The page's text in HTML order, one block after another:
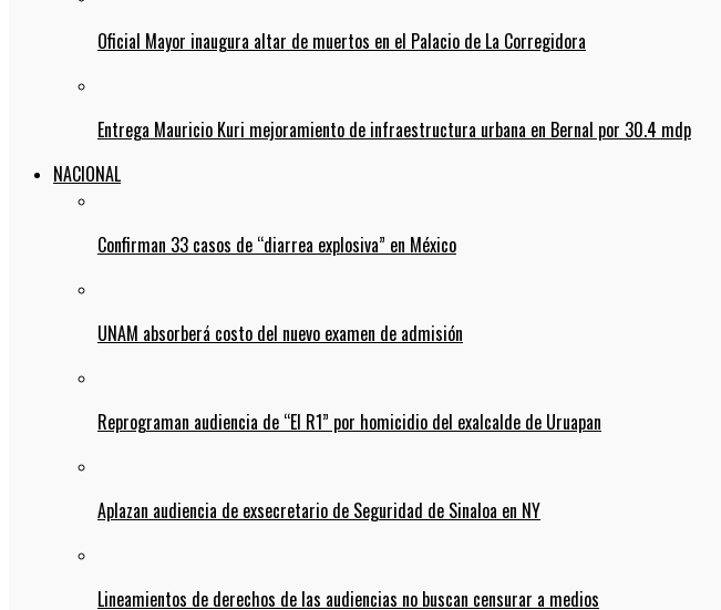
Oficial Mayor inaugura altar de muertos en el Palacio de La Corregidora
Entrega Mauricio Kuri mejoramiento de infraestructura urbana en Bernal por 30.4 mdp
NACIONAL
Confirman 33 casos de “diarrea explosiva” en México
UNAM absorberá costo del nuevo examen de admisión
Reprograman audiencia de “El R1” por homicidio del exalcalde de Uruapan
Aplazan audiencia de exsecretario de Seguridad de Sinaloa en NY
Lineamientos de derechos de las audiencias no buscan censurar a medios